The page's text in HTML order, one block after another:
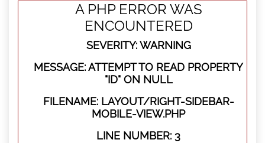
A PHP ERROR WAS
ENCOUNTERED
SEVERITY: WARNING
MESSAGE: ATTEMPT TO READ PROPERTY
"ID" ON NULL
FILENAME: LAYOUT/RIGHT-SIDEBAR-
MOBILE-VIEW.PHP
LINE NUMBER: 3